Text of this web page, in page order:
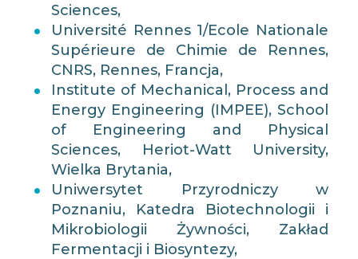
Sciences,
Université Rennes 1/Ecole Nationale
Supérieure de Chimie de Rennes,
CNRS, Rennes, Francja,
Institute of Mechanical, Process and
Energy Engineering (IMPEE), School
of Engineering and Physical
Sciences, Heriot-Watt University,
Wielka Brytania,
Uniwersytet Przyrodniczy w
Poznaniu, Katedra Biotechnologii i
Mikrobiologii Żywności, Zakład
Fermentacji i Biosyntezy,